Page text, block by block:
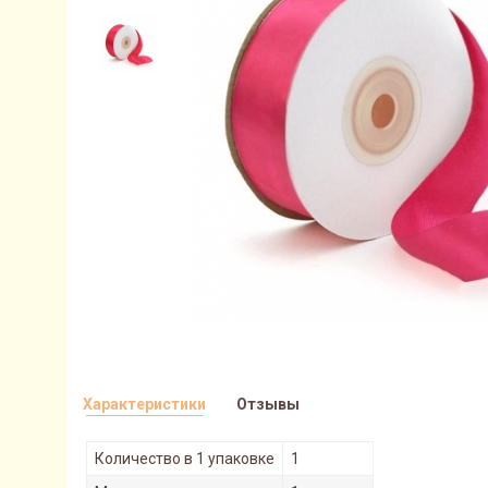
Характеристики
Количество в 1 упаковке
1
Отзывы